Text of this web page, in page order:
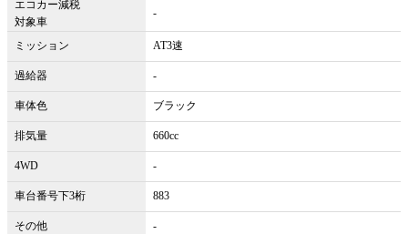
エコカー減税
対象車
-
ミッション AT3速
過給器 -
車体色 ブラック
排気量 660cc
4WD -
車台番号下3桁 883
その他 -